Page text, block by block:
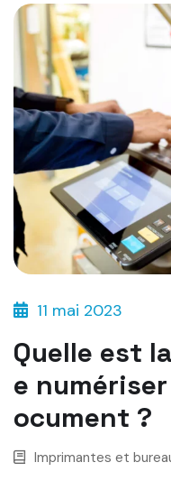
11 mai 2023
Quelle est
e
ocument ?
Imprimantes et